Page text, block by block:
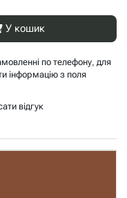
У кошик
по телефону, для
інформацію з поля
відгук